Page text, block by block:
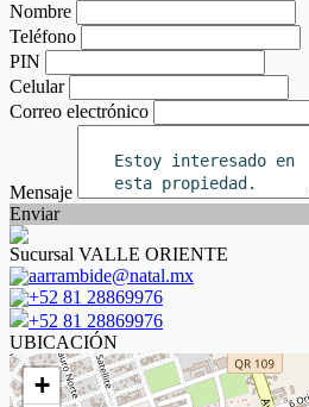
Nombre
Teléfono
PIN
Celular
Correo electrónico
Mensaje
Enviar
Sucursal VALLE ORIENTE
aarrambide@natal.mx
+52 81 28869976
+52 81 28869976
UBICACIÓN
+